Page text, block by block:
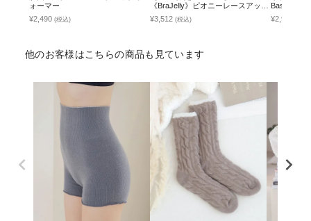
ォーマー
¥2,490 (税込)
《BraJelly》ピオニーレースアップ
ブラ＆ショーツ
¥3,512 (税込)
Basic
¥2,990
他のお客様はこちらの商品も見ています